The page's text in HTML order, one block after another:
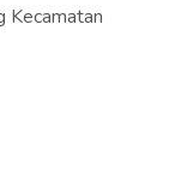
Kecamatan